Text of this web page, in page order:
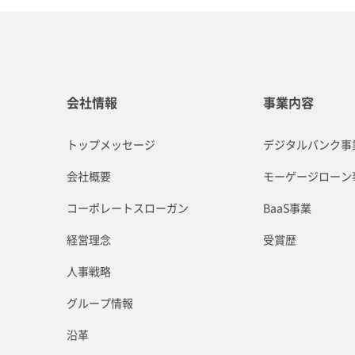
会社情報
トップメッセージ
会社概要
コーポレートスローガン
経営理念
人事戦略
グループ情報
沿革
事業内容
デジタルバンク事
モーゲージローン
BaaS事業
受賞歴